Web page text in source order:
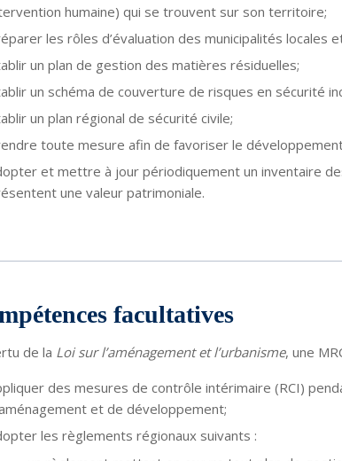
humaine) qui se trouvent sur son territoire;
les rôles d’évaluation des municipalités
un plan de gestion des matières résiduelles;
un schéma de couverture de risques en sécurité
un plan régional de sécurité civile;
toute mesure afin de favoriser le
et mettre à jour périodiquement un inventaire
une valeur patrimoniale.
facultatives
de la Loi sur l’aménagement et l’urbanisme, une
des mesures de contrôle intérimaire (RCI)
et de développement;
les règlements régionaux suivants :